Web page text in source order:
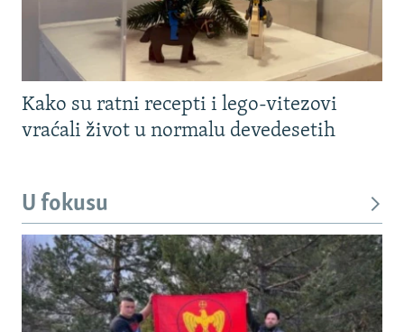
Kako su ratni recepti i lego-vitezovi
vraćali život u normalu devedesetih
U fokusu